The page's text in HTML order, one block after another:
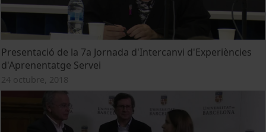
Presentació de la 7a Jornada d'Intercanvi d'Experiències
d'Aprenentatge Servei
24 octubre, 2018